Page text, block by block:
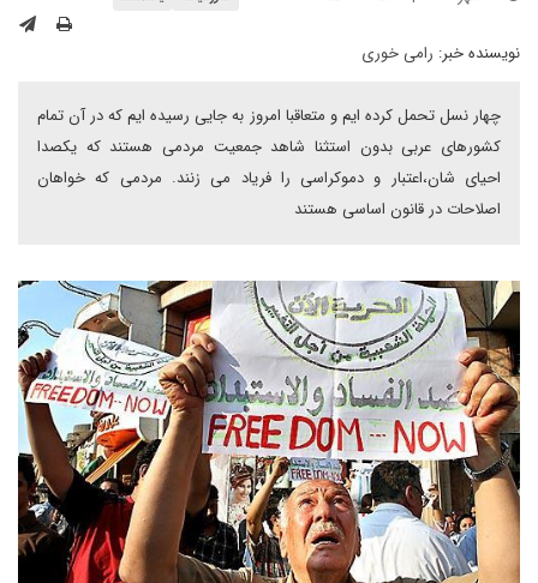
نویسنده خبر: رامی خوری
چهار نسل تحمل کرده ایم و متعاقبا امروز به جایی رسیده ایم که در آن تمام
کشورهای عربی بدون استثنا شاهد جمعیت مردمی هستند که یکصدا
احیای شان،اعتبار و دموکراسی را فریاد می زنند. مردمی که خواهان
اصلاحات در قانون اساسی هستند